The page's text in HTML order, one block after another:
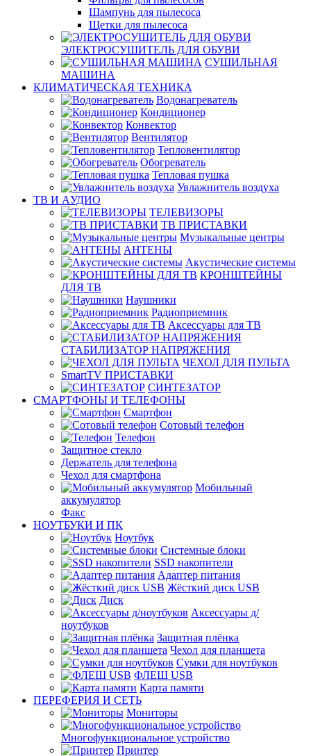
Шампунь для пылесоса
Щетки для пылесоса
ЭЛЕКТРОСУШИТЕЛЬ ДЛЯ ОБУВИ
СУШИЛЬНАЯ
МАШИНА
КЛИМАТИЧЕСКАЯ ТЕХНИКА
Водонагреватель
Кондиционер
Конвектор
Вентилятор
Тепловентилятор
Обогреватель
Тепловая пушка
Увлажнитель воздуха
ТВ И AУДИО
ТЕЛЕВИЗОРЫ
ТВ ПРИСТАВКИ
Музыкальные центры
АНТЕНЫ
Акустические системы
КРОНШТЕЙНЫ
ДЛЯ ТВ
Наушники
Радиоприемник
Аксессуары для ТВ
СТАБИЛИЗАТОР НАПРЯЖЕНИЯ
ЧЕХОЛ ДЛЯ ПУЛЬТА
SmartTV ПРИСТАВКИ
СИНТЕЗАТОР
СМАРТФОНЫ И ТЕЛЕФОНЫ
Смартфон
Сотовый телефон
Телефон
Защитное стекло
Держатель для телефона
Чехол для смартфона
Мобильный
аккумулятор
Факс
НОУТБУКИ И ПК
Ноутбук
Системные блоки
SSD накопители
Адаптер питания
Жёсткий диск USB
Диск
Аксессуары д/
ноутбуков
Защитная плёнка
Чехол для планшета
Сумки для ноутбуков
ФЛЕШ USB
Карта памяти
ПЕРЕФЕРИЯ И СЕТЬ
Мониторы
Многофункциональное устройство
Принтер